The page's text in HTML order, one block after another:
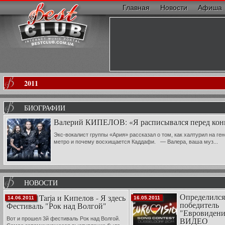
Главная Новости Афиша
2011
БИОГРАФИИ
Валерий КИПЕЛОВ: «Я расписывался перед
Экс-вокалист группы «Ария» рассказал о том, как халтурил на
метро и почему восхищается Каддафи. — Валера, ваша муз...
НОВОСТИ
Tarja и Кипелов - Я здесь
Фестиваль "Рок над Волгой"
Вот и прошел 3й фестиваль Рок над Волгой.
14.06.2011 Определился
победитель
ВИДЕО
16.05.2011